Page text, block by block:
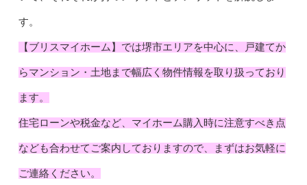
す。
【ブリスマイホーム】では堺市エリアを中心に、戸建てか
らマンション・土地まで幅広く物件情報を取り扱っており
ます。
住宅ローンや税金など、マイホーム購入時に注意すべき点
なども合わせてご案内しておりますので、まずはお気軽に
ご連絡ください。